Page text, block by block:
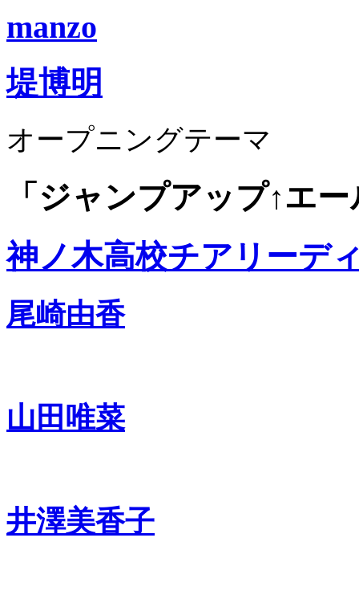
manzo
堤博明
オープニングテーマ
「ジャンプアップ↑エ
神ノ木高校チアリーデ
尾崎由香
山田唯菜
井澤美香子